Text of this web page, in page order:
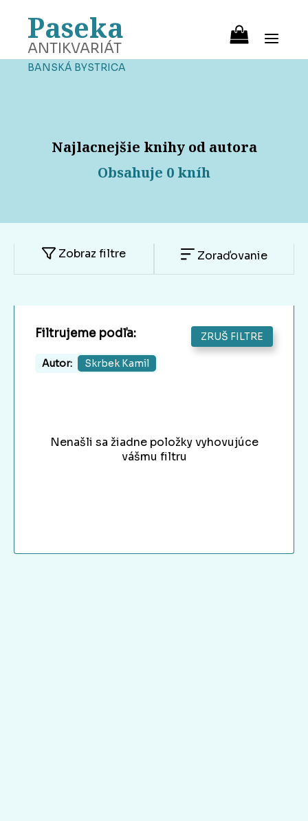
Paseka
ANTIKVARIÁT
BANSKÁ BYSTRICA
Najlacnejšie knihy od autora
Obsahuje 0 kníh
Zobraz filtre Zoraďovanie
Filtrujeme podľa: ZRUŠ FILTRE
Autor: Skrbek Kamil
Nenašli sa žiadne položky vyhovujúce
vášmu filtru